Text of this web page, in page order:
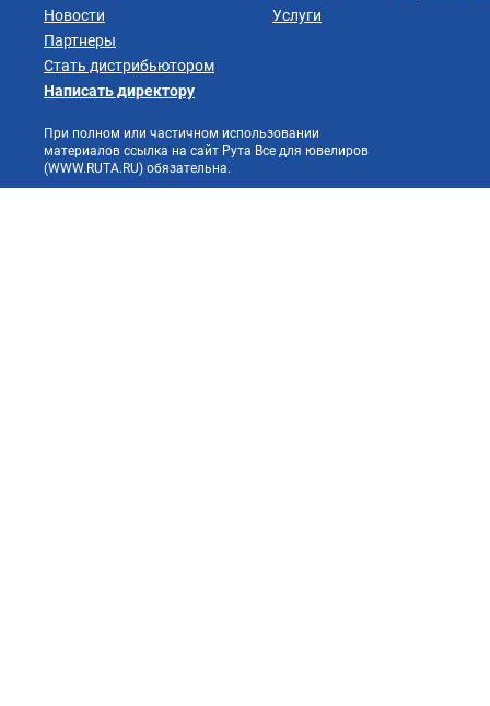
Новости
Партнеры
Стать дистрибьютором
Услуги
Написать директору
При полном или частичном использовании
материалов ссылка на сайт Рута Все для ювелиров
(WWW.RUTA.RU) обязательна.